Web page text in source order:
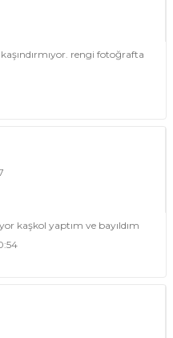
rengi fotoğrafta
kaşkol yaptım ve bayıldım